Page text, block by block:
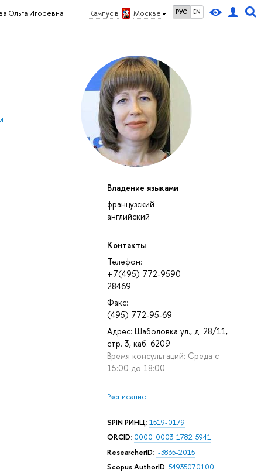
Кампус в Москве РУС EN
Ольга Игоревна
Владение языками
французский
английский
Контакты
Телефон:
+7(495) 772-9590
28469
Факс:
(495) 772-95-69
Адрес: Шаболовка ул., д. 28/11,
стр. 3, каб. 6209
Время консультаций: Среда с
15:00 до 18:00
Расписание
SPIN РИНЦ: 1519-0179
ORCID: 0000-0003-1782-5941
ResearcherID: I-3835-2015
Scopus AuthorID: 54935070100